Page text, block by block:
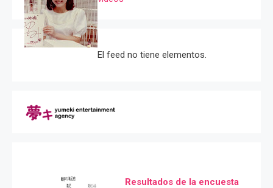
El feed no tiene elementos.
Resultados de la encuesta